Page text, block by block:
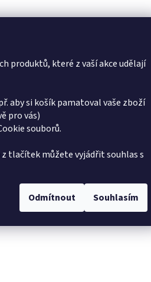
produktů, které z vaší akce udělají
aby si košík pamatoval vaše zboží
pro vás)
souborů.
tlačítek můžete vyjádřit souhlas s
Odmítnout Souhlasím
a vytvoř profi dekoraci, která bude
jenněkolik desítek minut až
héliovou výzdobu.